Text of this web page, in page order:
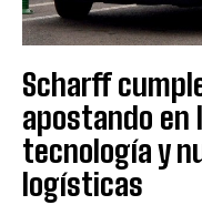
Scharff
apostando en
tecnología y
logísticas